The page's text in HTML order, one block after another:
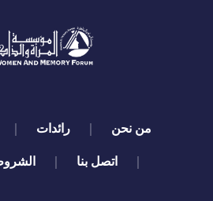
quick links
من نحن رائدات
اتصل بنا